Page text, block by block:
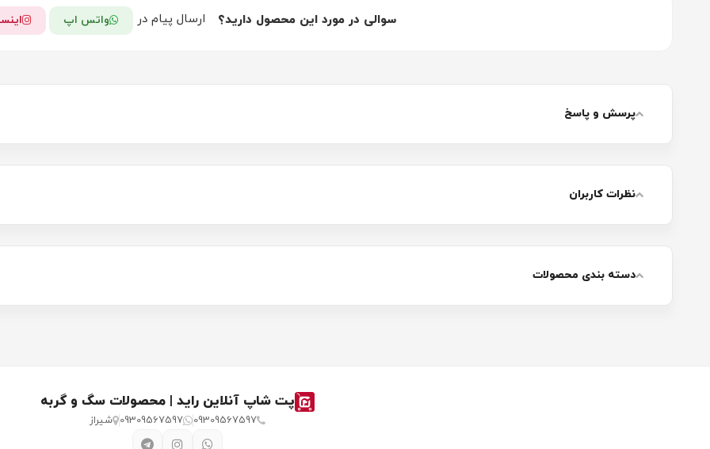
سوالی در مورد این محصول دارید؟ ارسال پیام در واتس اپ
پرسش و پاسخ
نظرات کاربران
دسته بندی محصولات
پت شاپ آنلاین راید | محصولات سگ و گربه
09309567597
09309567597 شیراز